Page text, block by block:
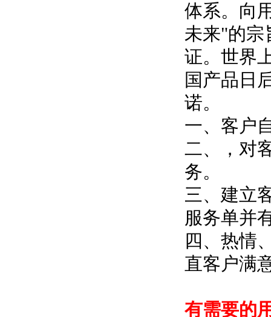
体系。向
未来"的宗
证。
国产品日
诺。
一、客
二、
务。
三、建
服务单并
四、热
直客户满意
有需要的